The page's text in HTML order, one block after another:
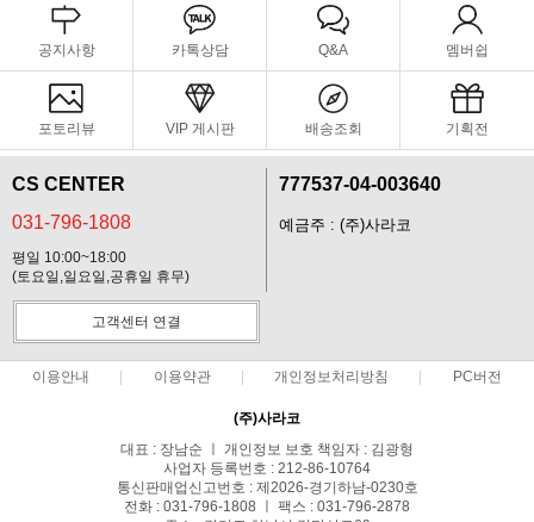
공지사항 카톡상담 Q&A 멤버쉽
포토리뷰 VIP 게시판 배송조회 기획전
CS CENTER
031-796-1808
평일 10:00~18:00
(토요일,일요일,공휴일 휴무)
777537-04-003640
예금주 : (주)사라코
고객센터 연결
이용안내 이용약관 개인정보처리방침 PC버전
(주)사라코
대표 : 장남순 ㅣ 개인정보 보호 책임자 : 김광형
사업자 등록번호 : 212-86-10764
통신판매업신고번호 : 제2026-경기하남-0230호
전화 : 031-796-1808 ㅣ 팩스 : 031-796-2878